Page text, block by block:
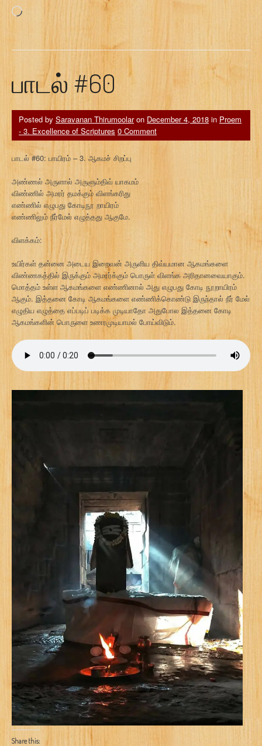
Loading…
பாடல் #60
Posted by Saravanan Thirumoolaron December 4, 2018 in Proem
- 3. Excellence of Scriptures 0 Comment
பாடல் #60: பாயிரம் – 3. ஆகமச் சிறப்பு
அண்ணல் அருளால் அருளும்திவ் யாகமம்
விண்ணில் அமரர் தமக்கும் விளங்கரிது
எண்ணில் எழுபது கோடிநூ றாயிரம்
எண்ணிலும் நீர்மேல் எழுத்தது ஆகுமே.
விளக்கம்:
உயிர்கள் தன்னை அடைய இறைவன் அருளிய திவ்யமான ஆகமங்களை
விண்ணகத்தில் இருக்கும் அமரர்க்கும் பொருள் விளங்க அரிதானவையாகும்.
மொத்தம் உள்ள ஆகமங்களை எண்ணினால் அது எழுபது கோடி நூறாயிரம்
ஆகும். இத்தனை கோடி ஆகமங்களை எண்ணிக்கொண்டு இருந்தால் நீர் மேல்
எழுதிய எழுத்தை எப்படிப் படிக்க முடியாதோ அதுபோல இத்தனை கோடி
ஆகமங்களின் பொருளை உணரமுடியாமல் போய்விடும்.
Share this: